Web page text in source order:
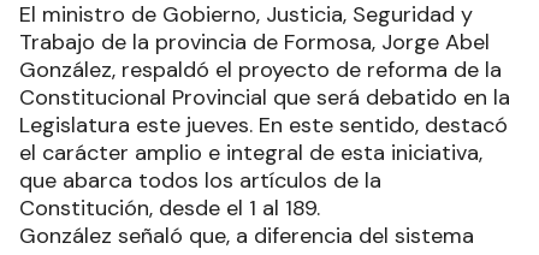
adaptar la Constitución a las demandas actuales
de la sociedad.
El ministro de Gobierno, Justicia, Seguridad y
Trabajo de la provincia de Formosa, Jorge Abel
González, respaldó el proyecto de reforma de la
Constitucional Provincial que será debatido en la
Legislatura este jueves. En este sentido, destacó
el carácter amplio e integral de esta iniciativa,
que abarca todos los artículos de la